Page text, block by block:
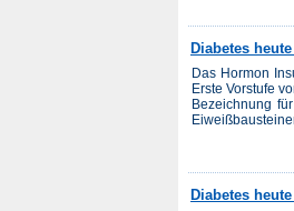
Diabetes
Das Hormon
Erste Vorstufe
Bezeichnung
Diabetes